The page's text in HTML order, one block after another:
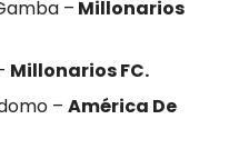
– Millonarios
Millonarios FC.
– América De